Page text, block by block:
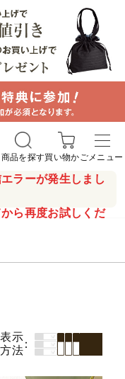
ラーが発生しまし
ら再度お試しくだ
商品を探す買い物かごメニュー
示
方法